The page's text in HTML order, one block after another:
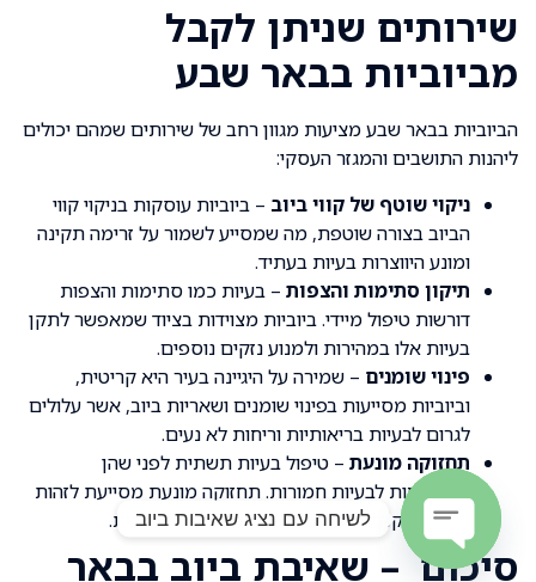
שירותים שניתן לקבל
מביוביות בבאר שבע
הביוביות בבאר שבע מציעות מגוון רחב של שירותים שמהם יכולים
ליהנות התושבים והמגזר העסקי:
ניקוי שוטף של קווי ביוב – ביוביות עוסקות בניקוי קווי
הביוב בצורה שוטפת, מה שמסייע לשמור על זרימה תקינה
ומונע היווצרות בעיות בעתיד.
תיקון סתימות והצפות – בעיות כמו סתימות והצפות
דורשות טיפול מיידי. ביוביות מצוידות בציוד שמאפשר לתקן
בעיות אלו במהירות ולמנוע נזקים נוספים.
פינוי שומנים – שמירה על היגיינה בעיר היא קריטית,
וביוביות מסייעות בפינוי שומנים ושאריות ביוב, אשר עלולים
לגרום לבעיות בריאותיות וריחות לא נעים.
תחזוקה מונעת – טיפול בעיות תשתית לפני שהן
מתפתחות לבעיות חמורות. תחזוקה מונעת מסייעת לזהות
בעיות מוקדם ולהתמודד איתן בצורה אפקטיבית.
סיכום – שאיבת ביוב בבאר
לשיחה עם נציג שאיבות ביוב